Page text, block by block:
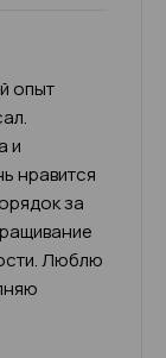
опыт
и
нравится
за
Люблю